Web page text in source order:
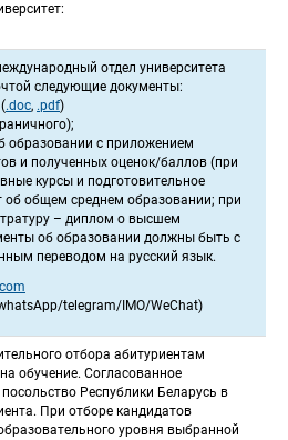
отдел университета
следующие документы:
.doc, .pdf)
образовании с приложением
и полученных оценок/баллов (при
курсы и подготовительное
об общем среднем образовании; при
– диплом о высшем
об образовании должны быть с
переводом на русский язык.
telegram/IMO/WeChat)
отбора абитуриентам
обучение. Согласованное
Республики Беларусь в
При отборе кандидатов
уровня выбранной